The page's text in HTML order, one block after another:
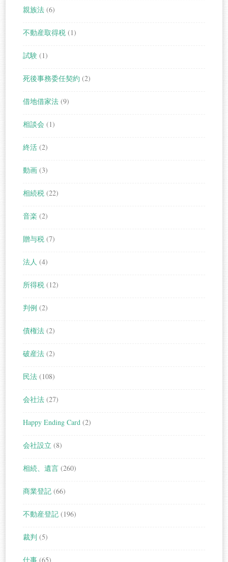
親族法 (6)
不動産取得税 (1)
試験 (1)
死後事務委任契約 (2)
借地借家法 (9)
相談会 (1)
終活 (2)
動画 (3)
相続税 (22)
音楽 (2)
贈与税 (7)
法人 (4)
所得税 (12)
判例 (2)
債権法 (2)
破産法 (2)
民法 (108)
会社法 (27)
Happy Ending Card (2)
会社設立 (8)
相続、遺言 (260)
商業登記 (66)
不動産登記 (196)
裁判 (5)
仕事 (65)